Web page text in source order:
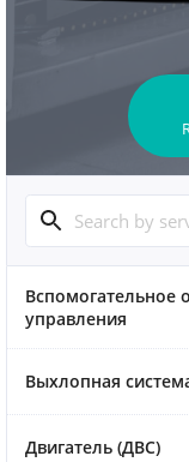
Вспомогательное
управления
Выхлопная
Двигатель (ДВС)